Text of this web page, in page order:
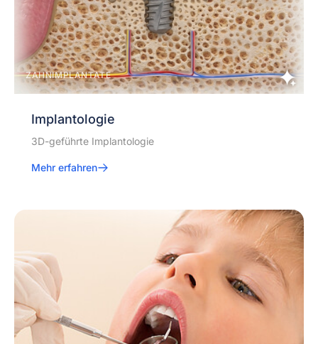
ZAHNIMPLANTATE
Implantologie
3D-geführte Implantologie
Mehr erfahren